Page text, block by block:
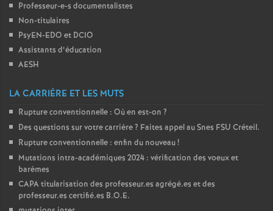
Professeur-e-s documentalistes
Non-titulaires
PsyEN-EDO et DCIO
Assistants d’éducation
AESH
LA CARRIÈRE ET LES MUTS
Rupture conventionnelle : Où en est-on ?
Des questions sur votre carrière? Faites appel au Snes FSU Créteil.
Rupture conventionnelle : enfin du nouveau!
Mutations intra-académiques 2024 : vérification des voeux et
barèmes
CAPAtitularisation des professeur.es agrégé.es et des
professeur.es certifié.es B.O.E.